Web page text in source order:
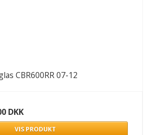
CBR600RR 07-12
DKK
VIS PRODUKT